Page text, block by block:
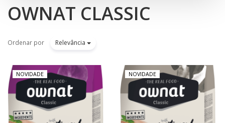
OWNAT CLASSIC
Ordenar por Relevância
NOVIDADE NOVIDADE